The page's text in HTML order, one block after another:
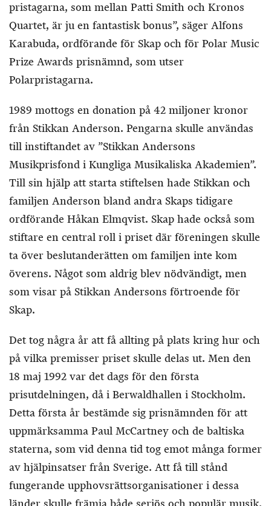
pristagarna, som mellan Patti Smith och Kronos
Quartet, är ju en fantastisk bonus”, säger Alfons
Karabuda, ordförande för Skap och för Polar Music
Prize Awards prisnämnd, som utser
Polarpristagarna.
1989 mottogs en donation på 42 miljoner kronor
från Stikkan Anderson. Pengarna skulle användas
till instiftandet av ”Stikkan Andersons
Musikprisfond i Kungliga Musikaliska Akademien”.
Till sin hjälp att starta stiftelsen hade Stikkan och
familjen Anderson bland andra Skaps tidigare
ordförande Håkan Elmqvist. Skap hade också som
stiftare en central roll i priset där föreningen skulle
ta över beslutanderätten om familjen inte kom
överens. Något som aldrig blev nödvändigt, men
som visar på Stikkan Andersons förtroende för
Skap.
Det tog några år att få allting på plats kring hur och
på vilka premisser priset skulle delas ut. Men den
18 maj 1992 var det dags för den första
prisutdelningen, då i Berwaldhallen i Stockholm.
Detta första år bestämde sig prisnämnden för att
uppmärksamma Paul McCartney och de baltiska
staterna, som vid denna tid tog emot många former
av hjälpinsatser från Sverige. Att få till stånd
fungerande upphovsrättsorganisationer i dessa